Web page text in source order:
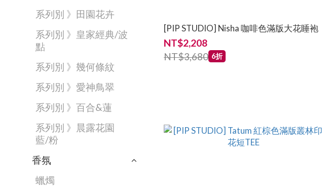
系列別 》田園花卉
系列別 》皇家經典/波
點
系列別 》幾何條紋
系列別 》愛神鳥翠
系列別 》百合&蓮
系列別 》晨露花園
藍/粉
香氛
蠟燭
[PIP STUDIO] Nisha 咖啡色滿版大花睡袍
NT$2,208
NT$3,680 6折